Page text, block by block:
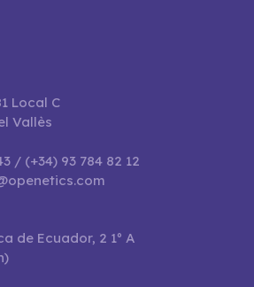
Local C
Vallès
/ (+34) 93 784 82 12
de Ecuador, 2 1º A